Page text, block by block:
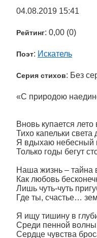
04.08.2019 15:41
Рейтинг: 0,00 (0)
Поэт: Искатель
Серия стихов: Без
«С природою
Вновь купается
Тихо капельки
Я вдыхаю небесный
Только годы бегут
Наша жизнь – тайна
Как любовь
Лишь чуть-чуть
Где ты, счастье…
Я ищу тишину в
Среди пенной волны
Сердце чувства